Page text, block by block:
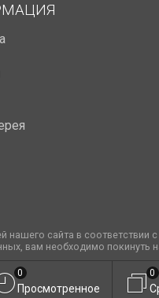
сайта в соответствии с
вам необходимо покинуть
Просмотренное
0 0